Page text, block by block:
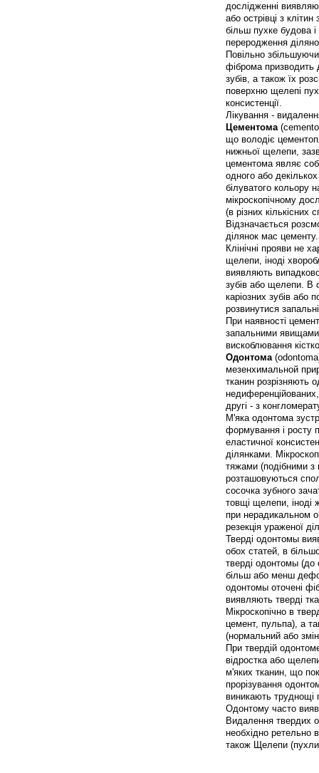
дослідженні
або острівці з
більш пухке будова і
переродження
Повільно
фіброма призводить
зубів, а також їх
поверхню щелепі
консистенції.
Лікування -
Цементома
що володіє
нижньої щелепи,
цементома являє
одного або
білуватого кольору
мікроскопічному
(в різних кількісних
Відзначається
ділянок мас цементу.
Клінічні прояви не
щелепи, іноді
виявляють
зубів або щелепи. В
каріозних зубів або
розвинутися
При наявності
запальними
вискоблювання
Одонтома
мезенхимальной
тканин розрізняють
другі - з
М'яка одонтома
формування і росту
еластичної
ділянками.
тяжами (подібними
розташовуються
сосочка зубного
товщі щелепи, іноді
при нерадикальном
резекція ураженої
Тверді одонтомы
обох статей, в
тверді одонтомы (до
більш або менш
одонтомы оточені
виявляють тверді
Мікроскопічно в
цемент, пульпа), а
(нормальний або
При твердій
відростка або
м'яких тканин, що
прорізування
виникають труднощі
Одонтому часто
Видалення твердих
необхідно ретельно
також Щелепи